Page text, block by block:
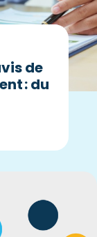
de
: du